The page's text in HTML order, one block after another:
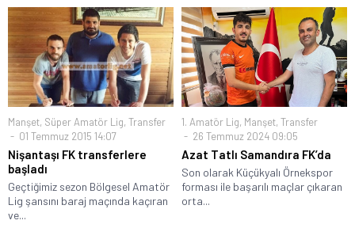
Manşet, Süper Amatör Lig, Transfer
01 Temmuz 2015 14:07
Nişantaşı FK transferlere
başladı
Geçtiğimiz sezon Bölgesel Amatör
Lig şansını baraj maçında kaçıran
ve...
1. Amatör Lig, Manşet, Transfer
26 Temmuz 2024 09:05
Azat Tatlı Samandıra FK’da
Son olarak Küçükyalı Örnekspor
forması ile başarılı maçlar çıkaran
orta...